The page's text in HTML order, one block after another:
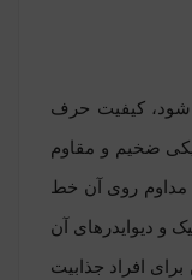
کیفیت حرف
ضخیم و مقاوم
مداوم روی آن خط
و دیوایدرهای آن
افراد جذابیت